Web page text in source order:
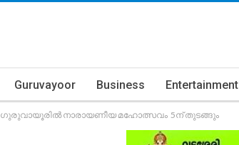
Guruvayoor Business Entertainment
ഗുരുവായൂരിൽ നാരായണീയ മഹോത്സവം 5ന് തുടങ്ങും